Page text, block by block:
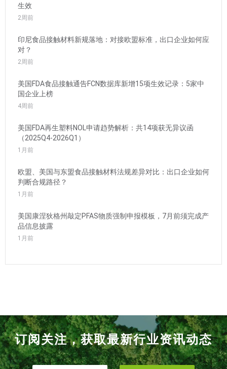
生效
2周前
印尼食品接触材料新规落地：对接欧盟标准，出口企业如何应
对？
2周前
美国FDA食品接触通告FCN数据库新增15项生效记录：5家中
国企业上榜
4周前
美国FDA再生塑料NOL申请趋势解析：共14项获无异议函
（2025Q4-2026Q1）
1月前
欧盟、美国与东盟食品接触材料法规差异对比：出口企业如何
判断合规路径？
1月前
美国康涅狄格州敲定PFAS物质强制申报模板，7月前须完成产
品信息披露
1月前
订阅关注，获取最新行业资讯动态